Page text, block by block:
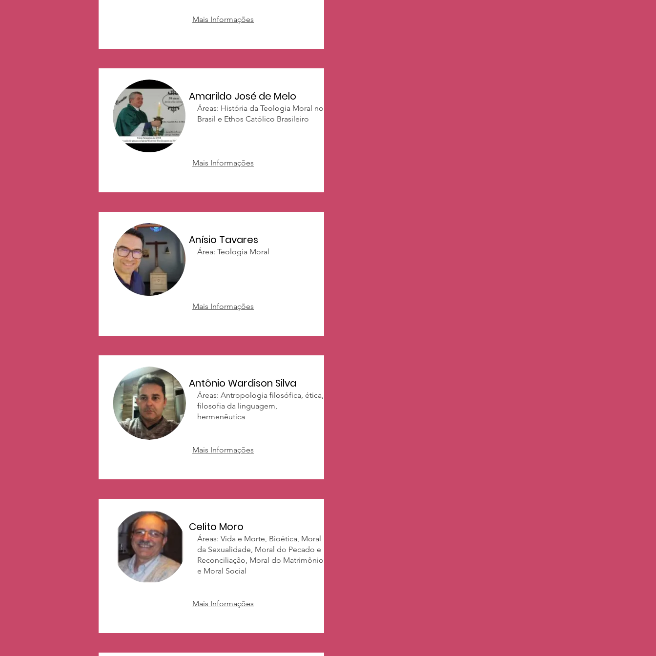
Mais Informações
Amarildo José de Melo
Áreas: História da Teologia Moral no
Brasil e Ethos Católico Brasileiro
Mais Informações
Anísio Tavares
​Área: Teologia Moral
Mais Informações
Antônio Wardison Silva
Áreas: Antropologia filosófica, ética,
filosofia da linguagem,
hermenêutica
Mais Informações
Celito Moro
Áreas: Vida e Morte, Bioética, Moral
da Sexualidade, Moral do Pecado e
Reconciliação, Moral do Matrimônio
e Moral Social
Mais Informações